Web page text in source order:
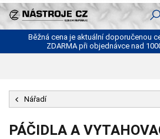
Běžná cena je aktuální doporučenou
ZDARMA při objednávce nad
Nářadí
PÁČIDLA A